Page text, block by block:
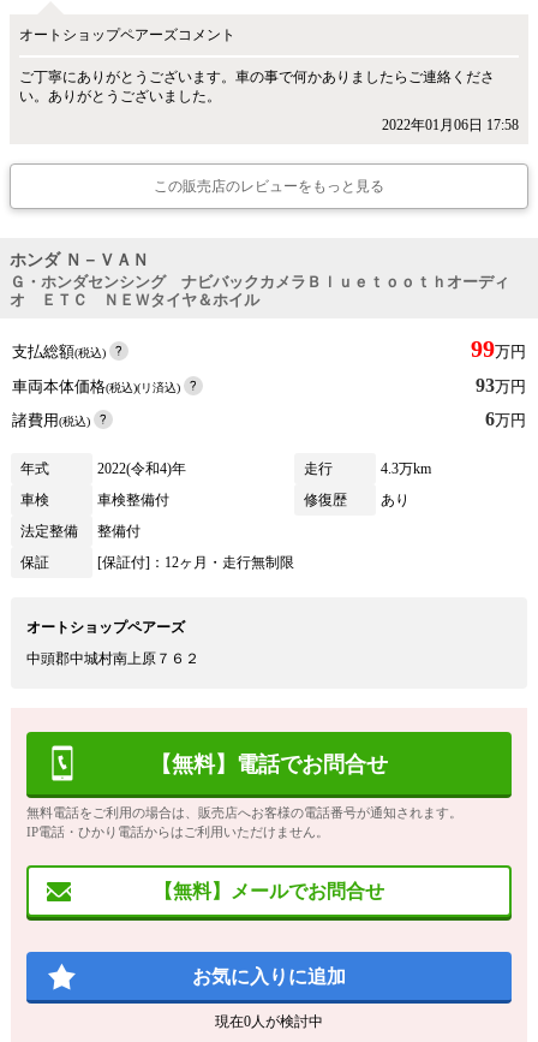
オートショップペアーズコメント
ご丁寧にありがとうございます。車の事で何かありましたらご連絡くださ
い。ありがとうございました。
2022年01月06日 17:58
この販売店のレビューをもっと見る
ホンダ Ｎ－ＶＡＮ
Ｇ・ホンダセンシング ナビバックカメラＢｌｕｅｔｏｏｔｈオーディ
オ ＥＴＣ ＮＥＷタイヤ＆ホイル
支払総額(税込) 99万円
車両本体価格(税込)(リ済込) 93万円
諸費用(税込) 6万円
年式 2022(令和4)年 走行
4.3万km
車検
車検整備付 修復歴
あり
法定整備
整備付
保証
[保証付]：12ヶ月・走行無制限
オートショップペアーズ
中頭郡中城村南上原７６２
【無料】電話でお問合せ
無料電話をご利用の場合は、販売店へお客様の電話番号が通知されます。
IP電話・ひかり電話からはご利用いただけません。
【無料】メールでお問合せ
お気に入りに追加
現在0人が検討中